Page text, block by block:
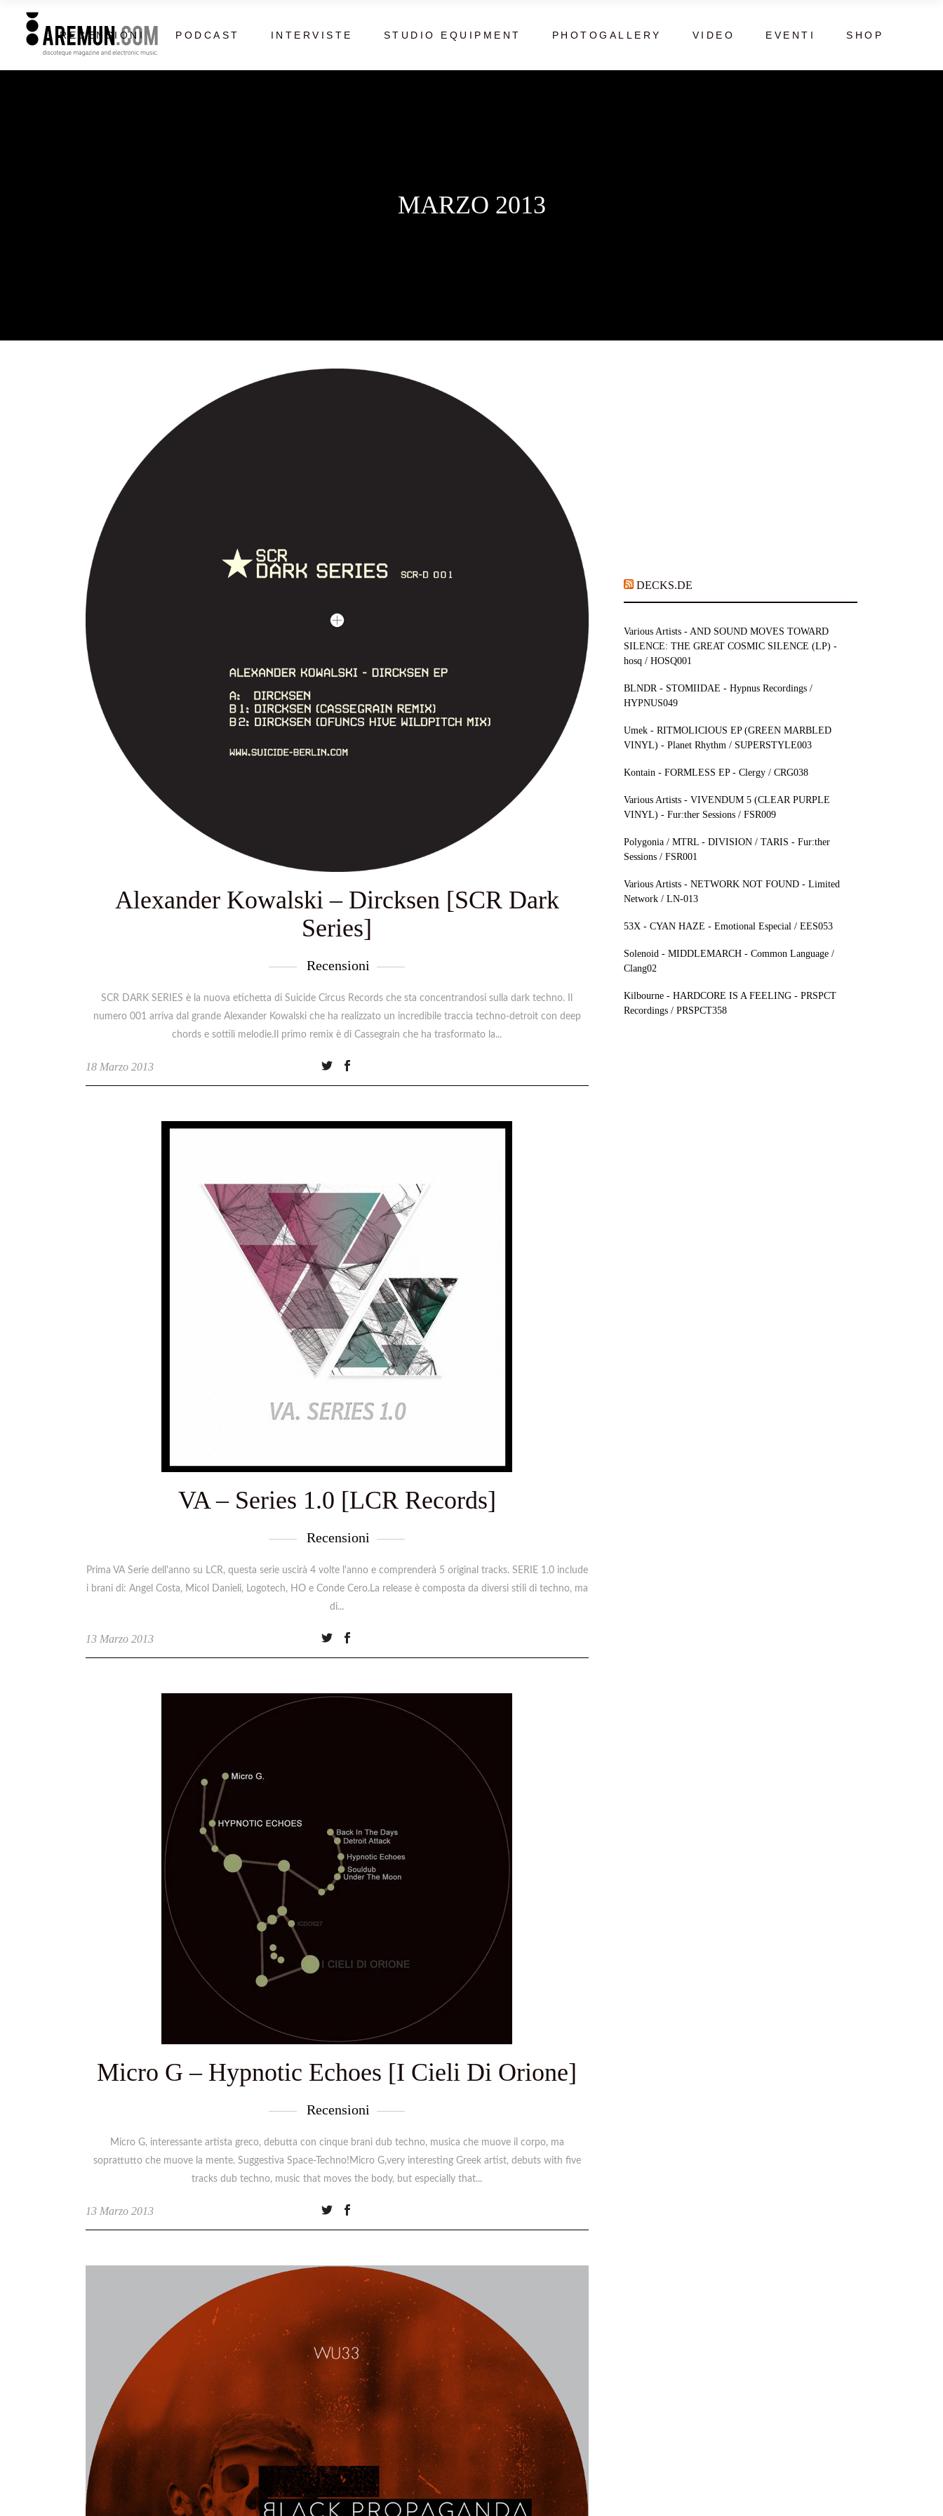
RECENSIONI PODCAST INTERVISTE STUDIO EQUIPMENT PHOTOGALLERY VIDEO EVENTI SHOP
MARZO 2013
Alexander Kowalski – Dircksen [SCR Dark
Series]
Recensioni
SCR DARK SERIES è la nuova etichetta di Suicide Circus Records che sta concentrandosi sulla dark techno. Il
numero 001 arriva dal grande Alexander Kowalski che ha realizzato un incredibile traccia techno-detroit con deep
chords e sottili melodie.Il primo remix è di Cassegrain che ha trasformato la
18 Marzo 2013
VA – Series 1.0 [LCR Records]
Recensioni
Prima VA Serie dell'anno su LCR, questa serie uscirà 4 volte l'anno e comprenderà 5 original tracks. SERIE 1.0 include
i brani di: Angel Costa, Micol Danieli, Logotech, HO e Conde Cero.La release è composta da diversi stili di techno, ma
di
13 Marzo 2013
Micro G – Hypnotic Echoes [I Cieli Di Orione]
Recensioni
Micro G, interessante artista greco, debutta con cinque brani dub techno, musica che muove il corpo, ma
soprattutto che muove la mente. Suggestiva Space-Techno!Micro G,very interesting Greek artist, debuts with five
tracks dub techno, music that moves the body, but especially that
13 Marzo 2013
DECKS.DE
Various Artists - AND SOUND MOVES TOWARD
SILENCE: THE GREAT COSMIC SILENCE (LP) -
hosq / HOSQ001
BLNDR - STOMIIDAE - Hypnus Recordings /
HYPNUS049
Umek - RITMOLICIOUS EP (GREEN MARBLED
VINYL) - Planet Rhythm / SUPERSTYLE003
Kontain - FORMLESS EP - Clergy / CRG038
Various Artists - VIVENDUM 5 (CLEAR PURPLE
VINYL) - Fur:ther Sessions / FSR009
Polygonia / MTRL - DIVISION / TARIS - Fur:ther
Sessions / FSR001
Various Artists - NETWORK NOT FOUND - Limited
Network / LN-013
53X - CYAN HAZE - Emotional Especial / EES053
Solenoid - MIDDLEMARCH - Common Language /
Clang02
Kilbourne - HARDCORE IS A FEELING - PRSPCT
Recordings / PRSPCT358